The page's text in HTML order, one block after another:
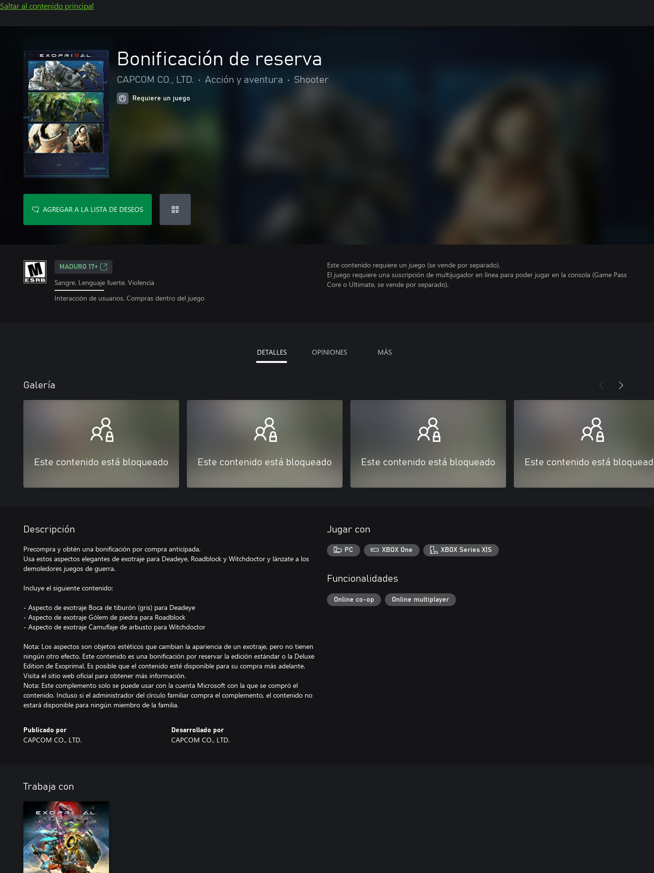
Saltar al contenido principal
Bonificación de reserva
CAPCOM CO., LTD. • Acción y aventura • Shooter
Requiere un juego
AGREGAR A LA LISTA DE DESEOS
MADURO 17+
Sangre, Lenguaje fuerte, Violencia
Interacción de usuarios, Compras dentro del juego
Este contenido requiere un juego (se vende por separado).
El juego requiere una suscripción de multijugador en línea para poder jugar en la consola (Game Pass
Core o Ultimate, se vende por separado).
DETALLES OPINIONES MÁS
Galería
Este contenido está bloqueado Este contenido está bloqueado Este contenido está bloqueado Este contenido está
Descripción
Precompra y obtén una bonificación por compra anticipada.
Usa estos aspectos elegantes de exotraje para Deadeye, Roadblock y Witchdoctor y lánzate a los
demoledores juegos de guerra.
Incluye el siguiente contenido:
- Aspecto de exotraje Boca de tiburón (gris) para Deadeye
- Aspecto de exotraje Gólem de piedra para Roadblock
- Aspecto de exotraje Camuflaje de arbusto para Witchdoctor
Nota: Los aspectos son objetos estéticos que cambian la apariencia de un exotraje, pero no tienen
ningún otro efecto. Este contenido es una bonificación por reservar la edición estándar o la Deluxe
Edition de Exoprimal. Es posible que el contenido esté disponible para su compra más adelante.
Visita el sitio web oficial para obtener más información.
Nota: Este complemento solo se puede usar con la cuenta Microsoft con la que se compró el
contenido. Incluso si el administrador del círculo familiar compra el complemento, el contenido no
estará disponible para ningún miembro de la familia.
Publicado por
CAPCOM CO., LTD.
Desarrollado por
CAPCOM CO., LTD.
Jugar con
PC XBOX One XBOX Series X|S
Funcionalidades
Online co-op Online multiplayer
Trabaja con